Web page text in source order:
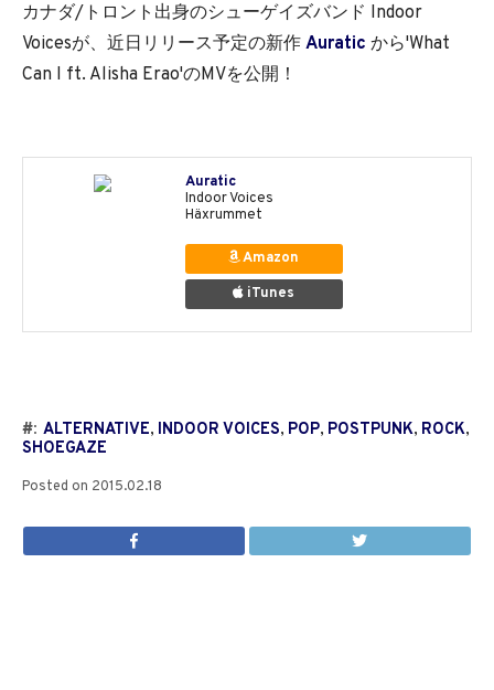
カナダ/トロント出身のシューゲイズバンド Indoor
Voicesが、近日リリース予定の新作 Auratic から'What
Can I ft. Alisha Erao'のMVを公開！
Auratic
Indoor Voices
Häxrummet
Amazon
iTunes
#: ALTERNATIVE, INDOOR VOICES, POP, POSTPUNK, ROCK,
SHOEGAZE
Posted on 2015.02.18